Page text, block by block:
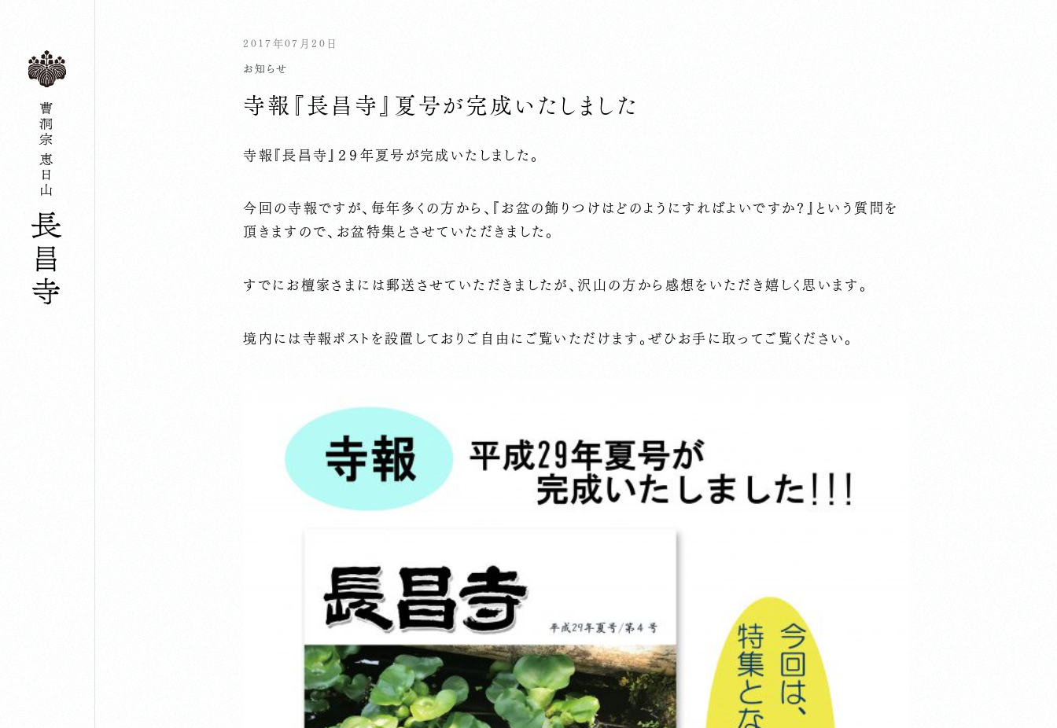
2017年07月20日
お知らせ
寺報『長昌寺』夏号が完成いたしました
寺報『長昌寺』２９年夏号が完成いたしました。
今回の寺報ですが、毎年多くの方から、『お盆の飾りつけはどのようにすればよいですか？』という質問を
頂きますので、お盆特集とさせていただきました。
すでにお檀家さまには郵送させていただきましたが、沢山の方から感想をいただき嬉しく思います。
境内には寺報ポストを設置しておりご自由にご覧いただけます。ぜひお手に取ってご覧ください。